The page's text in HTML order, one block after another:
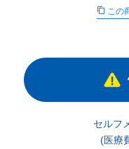
∟ 美容サプリメント
医薬品・目薬
ご利用ガイド
サイトマップ
この
セルフ
(医療